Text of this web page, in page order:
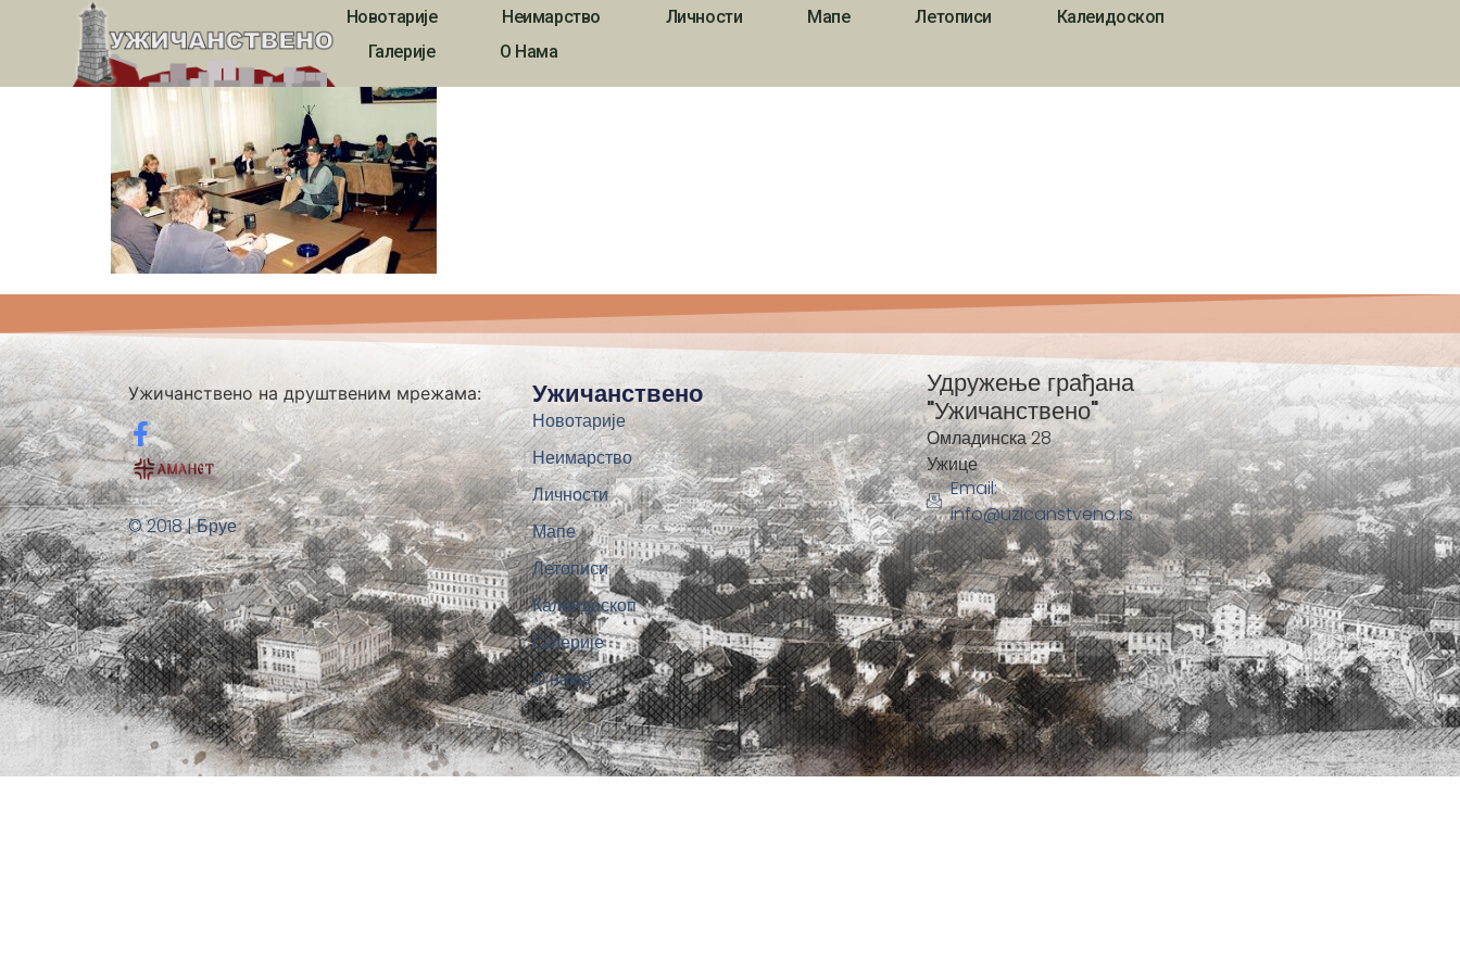
Новотарије Неимарство Личности Мапе Летописи
Калеидоскоп
Галерије
О Нама
21vek_00061
Ужичанствено на друштвеним мрежама:
© 2018 | Бруе
Ужичанствено
Новотарије
Неимарство
Личности
Мапе
Летописи
Калеидоскоп
Галерије
О нама
Удружење грађана
"Ужичанствено"
Омладинска 28
Ужице
Email:
info@uzicanstveno.rs